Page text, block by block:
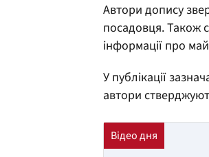
Автори допису
посадовця. Також
інформації про
У публікації
автори